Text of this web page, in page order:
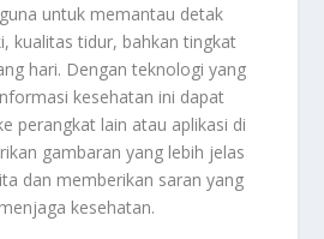
untuk memantau detak
kualitas tidur, bahkan tingkat
hari. Dengan teknologi yang
kesehatan ini dapat
perangkat lain atau aplikasi di
gambaran yang lebih jelas
dan memberikan saran yang
kesehatan.